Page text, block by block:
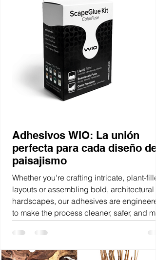
(Caridina multidentata).
Adhesivos WIO: La unión
perfecta para cada diseño de
paisajismo
Whether you're crafting intricate, plant-
layouts or assembling bold, architectural
hardscapes, our adhesives are
to make the process cleaner, safer, and
epoxy putties, each product is designed
with specific applications in mind, so you